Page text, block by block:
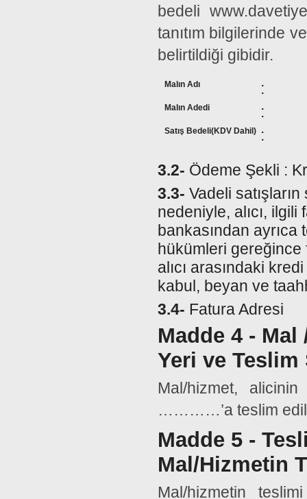
bedeli
tanıtım bilgilerinde
belirtildiği gibidir.
Malın Adı :
Malın Adedi :
Satış Bedeli(KDV Dahil) :
3.2- Ödeme Şekli :
3.3- Vadeli
nedeniyle, alıcı,
bankasından
hükümleri
alıcı arasındaki
kabul, beyan ve
3.4- Fatura Adresi
Madde 4 -
Yeri ve Teslim
Mal/hizmet,
…………’a teslim
Madde 5 -
Mal/Hizmetin
Mal/hizmetin